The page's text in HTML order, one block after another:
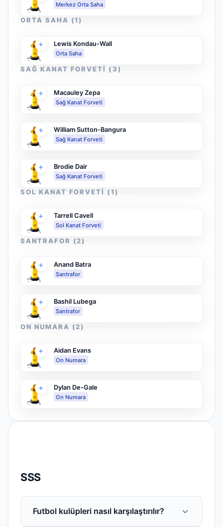
Merkez Orta Saha
ORTA SAHA (1)
Lewis Kondau-Wall
Orta Saha
SAĞ KANAT FORVETI (3)
Macauley Zepa
Sağ Kanat Forveti
William Sutton-Bangura
Sağ Kanat Forveti
Brodie Dair
Sağ Kanat Forveti
SOL KANAT FORVETI (1)
Tarrell Cavell
Sol Kanat Forveti
SANTRAFOR (2)
Anand Batra
Santrafor
Bashil Lubega
Santrafor
ON NUMARA (2)
Aidan Evans
On Numara
Dylan De-Gale
On Numara
SSS
Futbol kulüpleri nasıl karşılaştırılır?